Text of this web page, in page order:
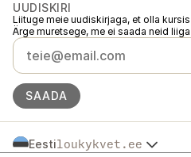
UUDISKIRI
Liituge meie uudiskirjaga, et olla
Ärge muretsege, me ei saada neid
SAADA
Eestiloukykvet.ee